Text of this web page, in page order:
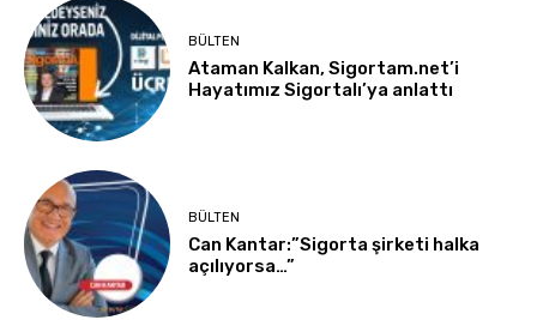
BÜLTEN
Ataman Kalkan, Sigortam.net’i
Hayatımız Sigortalı’ya anlattı
BÜLTEN
Can Kantar:”Sigorta şirketi halka
açılıyorsa…”